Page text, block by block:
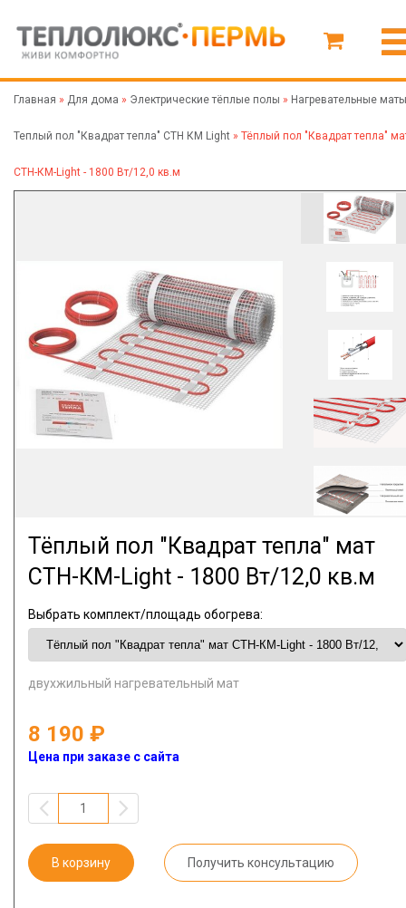
Главная » Для дома » Электрические тёплые полы » Нагревательные маты
Теплый пол "Квадрат тепла" СТН КМ Light » Тёплый пол "Квадрат тепла"
СТН-КМ-Light - 1800 Вт/12,0 кв.м
Тёплый пол "Квадрат тепла" мат
СТН-КМ-Light - 1800 Вт/12,0 кв.м
Выбрать комплект/площадь обогрева:
двухжильный нагревательный мат
8 190
Цена при заказе с сайта
В корзину Получить консультацию